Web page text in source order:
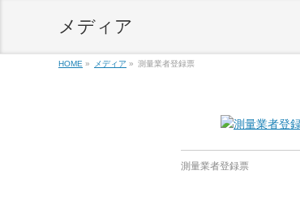
メディア
HOME » メディア » 測量業者登録票
測量業者登録票